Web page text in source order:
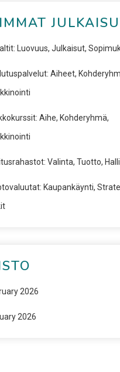
Luovuus, Julkaisut,
Aiheet,
Aihe, Kohderyhmä,
Valinta, Tuotto,
Kaupankäynti,
2026
2026